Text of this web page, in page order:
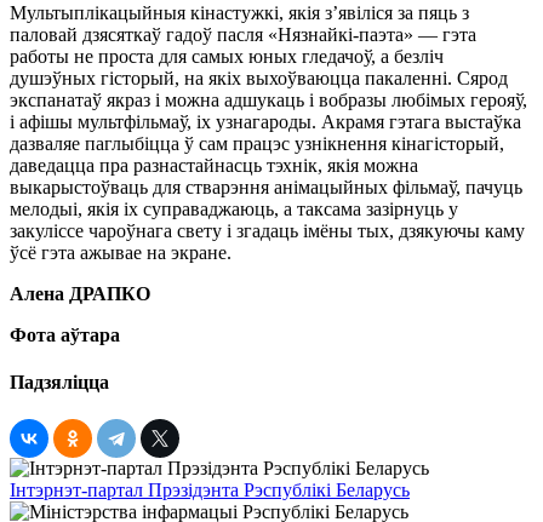
Мультыплікацыйныя кінастужкі, якія з’явіліся за пяць з
паловай дзясяткаў гадоў пасля «Нязнайкі-паэта» — гэта
работы не проста для самых юных гледачоў, а безліч
душэўных гісторый, на якіх выхоўваюцца пакаленні. Сярод
экспанатаў якраз і можна адшукаць і вобразы любімых герояў,
і афішы мультфільмаў, іх узнагароды. Акрамя гэтага выстаўка
дазваляе паглыбіцца ў сам працэс узнікнення кінагісторый,
даведацца пра разнастайнасць тэхнік, якія можна
выкарыстоўваць для стварэння анімацыйных фільмаў, пачуць
мелодыі, якія іх суправаджаюць, а таксама зазірнуць у
закуліссе чароўнага свету і згадаць імёны тых, дзякуючы каму
ўсё гэта ажывае на экране.
Алена ДРАПКО
Фота аўтара
Падзяліцца
Інтэрнэт-партал Прэзідэнта Рэспублікі Беларусь